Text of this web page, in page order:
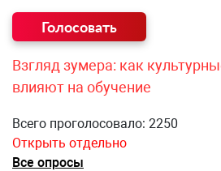
Взгляд зумера: как
влияют на обучение
Всего проголосовало: 2250
Открыть отдельно
Все опросы